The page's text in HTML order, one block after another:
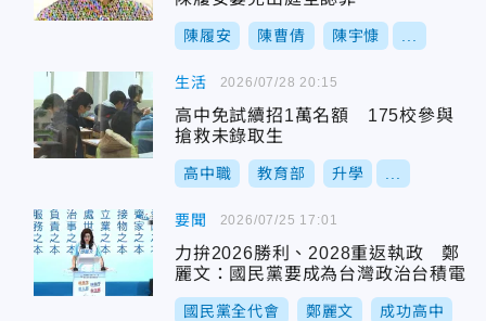
陳履安 陳曹倩 陳宇慷
生活
高中免試續招1萬名額 175校參與
搶救未錄取生
高中職 教育部 升學
2026/07/28 20:15
要聞
力拚2026勝利、2028重返執政 鄭
麗文：國民黨要成為台灣政治台積電
國民黨全代會 鄭麗文 成功高中
2026/07/25 17:01